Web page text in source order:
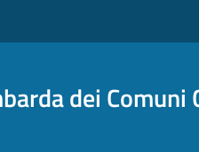
dei Comuni